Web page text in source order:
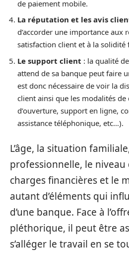
de paiement mobile.
La réputation et les avis
d’accorder une importance aux
satisfaction client et à la solidité
Le support client : la qualité
attend de sa banque peut faire
est donc nécessaire de voir la
client ainsi que les modalités
d’ouverture, support en ligne,
assistance téléphonique, etc…).
L’âge, la situation
professionnelle, le niveau
charges financières et le
autant d’éléments qui
d’une banque. Face à
pléthorique, il peut être
s’alléger le travail en se